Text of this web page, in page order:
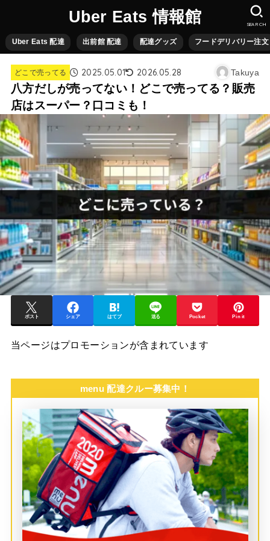
Uber Eats 情報館
Uber Eats 配達 出前館 配達 配達グッズ フードデリバリー注文
SEARCH
どこで売ってる 2025.05.01 2026.05.28 Takuya
八方だしが売ってない！どこで売ってる？販売
店はスーパー？口コミも！
ポスト シェア はてブ 送る Pocket Pin it
当ページはプロモーションが含まれています
menu 配達クルー募集中！